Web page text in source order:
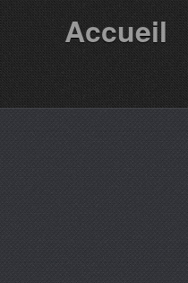
Accueil
Partenaires